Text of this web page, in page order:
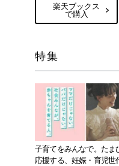
楽天ブックス
で購入
特集
子育てをみんなで。たま
応援する、妊娠・育児世